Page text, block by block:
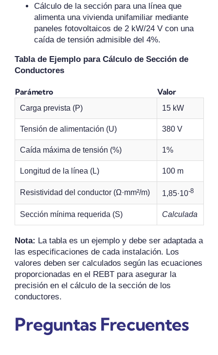
Cálculo de la sección para una línea que
alimenta una vivienda unifamiliar mediante
paneles fotovoltaicos de 2 kW/24 V con una
caída de tensión admisible del 4%.
Tabla de Ejemplo para Cálculo de Sección de
Conductores
Parámetro Valor
Carga prevista (P) 15 kW
Tensión de alimentación (U) 380 V
Caída máxima de tensión (%) 1%
Longitud de la línea (L) 100 m
Resistividad del conductor (Ω·mm²/m) 1,85·10-8
Sección mínima requerida (S) Calculada
Nota: La tabla es un ejemplo y debe ser adaptada a
las especificaciones de cada instalación. Los
valores deben ser calculados según las ecuaciones
proporcionadas en el REBT para asegurar la
precisión en el cálculo de la sección de los
conductores.
Preguntas Frecuentes